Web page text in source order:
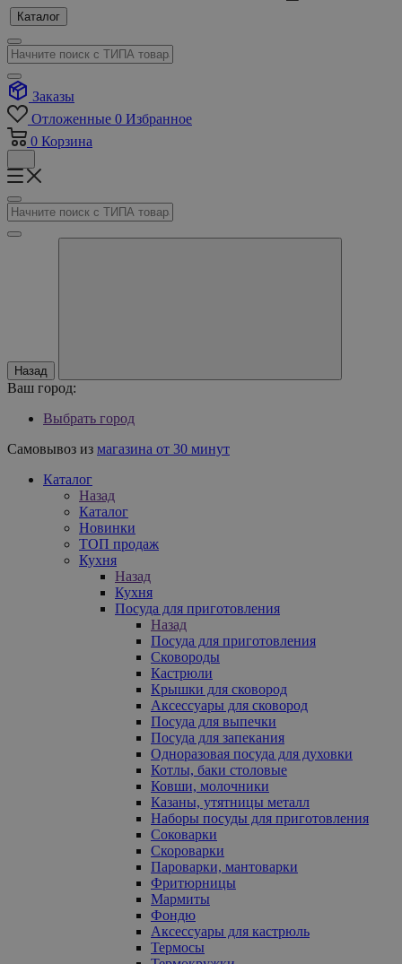
Каталог
Заказы
Отложенные 0 Избранное
0 Корзина
Назад
Ваш город:
Выбрать город
Самовывоз из магазина от 30 минут
Каталог
Назад
Каталог
Новинки
ТОП продаж
Кухня
Назад
Кухня
Посуда для приготовления
Назад
Посуда для приготовления
Сковороды
Кастрюли
Крышки для сковород
Аксессуары для сковород
Посуда для выпечки
Посуда для запекания
Одноразовая посуда для духовки
Котлы, баки столовые
Ковши, молочники
Казаны, утятницы металл
Наборы посуды для приготовления
Соковарки
Скороварки
Пароварки, мантоварки
Фритюрницы
Мармиты
Фондю
Аксессуары для кастрюль
Термосы